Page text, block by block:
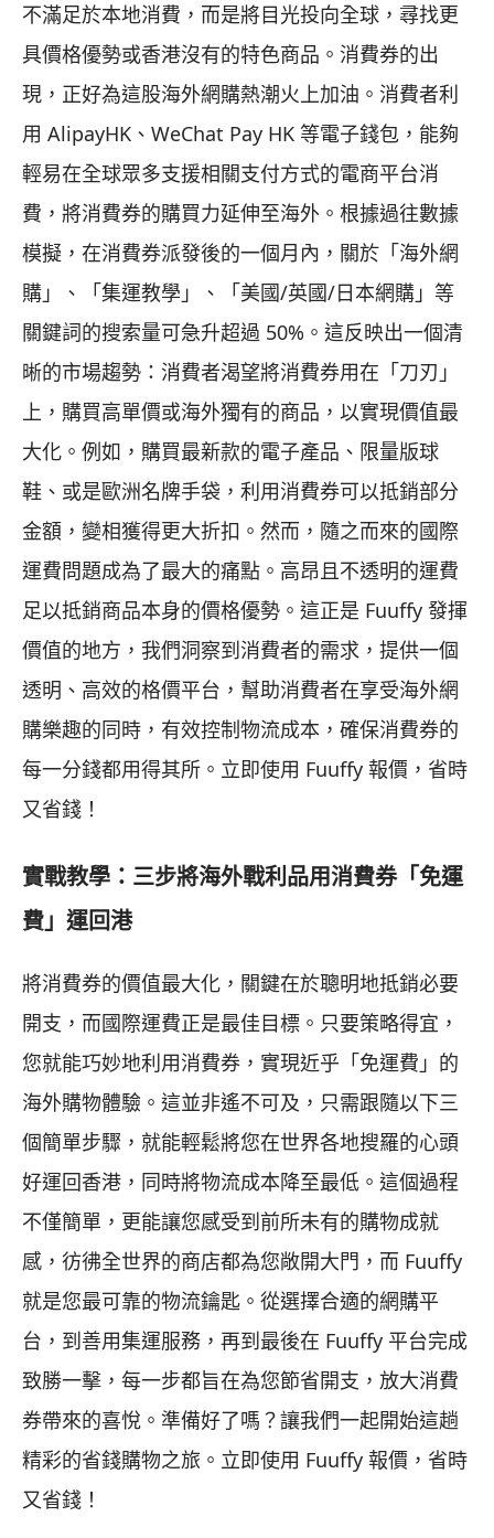
不滿足於本地消費，而是將目光投向全球，尋找更
具價格優勢或香港沒有的特色商品。消費券的出
現，正好為這股海外網購熱潮火上加油。消費者利
用 AlipayHK、WeChat Pay HK 等電子錢包，能夠
輕易在全球眾多支援相關支付方式的電商平台消
費，將消費券的購買力延伸至海外。根據過往數據
模擬，在消費券派發後的一個月內，關於「海外網
購」、「集運教學」、「美國/英國/日本網購」等
關鍵詞的搜索量可急升超過 50%。這反映出一個清
晰的市場趨勢：消費者渴望將消費券用在「刀刃」
上，購買高單價或海外獨有的商品，以實現價值最
大化。例如，購買最新款的電子產品、限量版球
鞋、或是歐洲名牌手袋，利用消費券可以抵銷部分
金額，變相獲得更大折扣。然而，隨之而來的國際
運費問題成為了最大的痛點。高昂且不透明的運費
足以抵銷商品本身的價格優勢。這正是 Fuuffy 發揮
價值的地方，我們洞察到消費者的需求，提供一個
透明、高效的格價平台，幫助消費者在享受海外網
購樂趣的同時，有效控制物流成本，確保消費券的
每一分錢都用得其所。立即使用 Fuuffy 報價，省時
又省錢！
實戰教學：三步將海外戰利品用消費券「免運
費」運回港
將消費券的價值最大化，關鍵在於聰明地抵銷必要
開支，而國際運費正是最佳目標。只要策略得宜，
您就能巧妙地利用消費券，實現近乎「免運費」的
海外購物體驗。這並非遙不可及，只需跟隨以下三
個簡單步驟，就能輕鬆將您在世界各地搜羅的心頭
好運回香港，同時將物流成本降至最低。這個過程
不僅簡單，更能讓您感受到前所未有的購物成就
感，彷彿全世界的商店都為您敞開大門，而 Fuuffy
就是您最可靠的物流鑰匙。從選擇合適的網購平
台，到善用集運服務，再到最後在 Fuuffy 平台完成
致勝一擊，每一步都旨在為您節省開支，放大消費
券帶來的喜悅。準備好了嗎？讓我們一起開始這趟
精彩的省錢購物之旅。立即使用 Fuuffy 報價，省時
又省錢！